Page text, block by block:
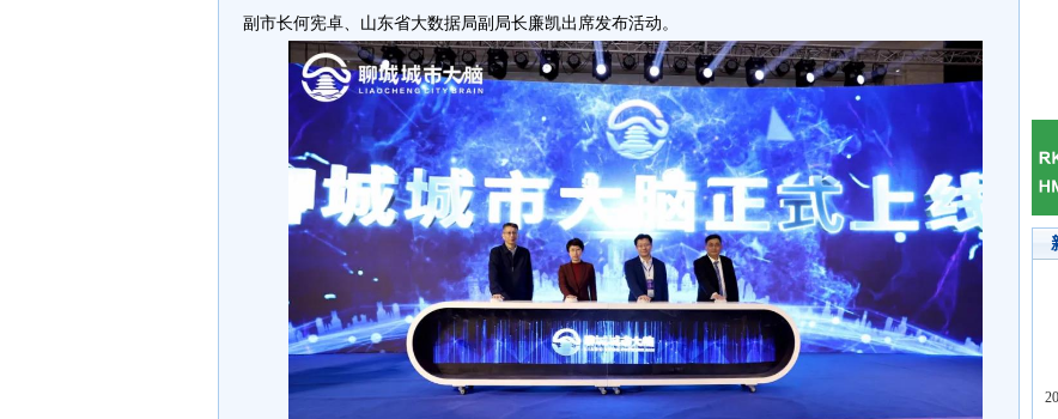
副市长何宪卓、山东省大数据局副局长廉凯出席发布活动。